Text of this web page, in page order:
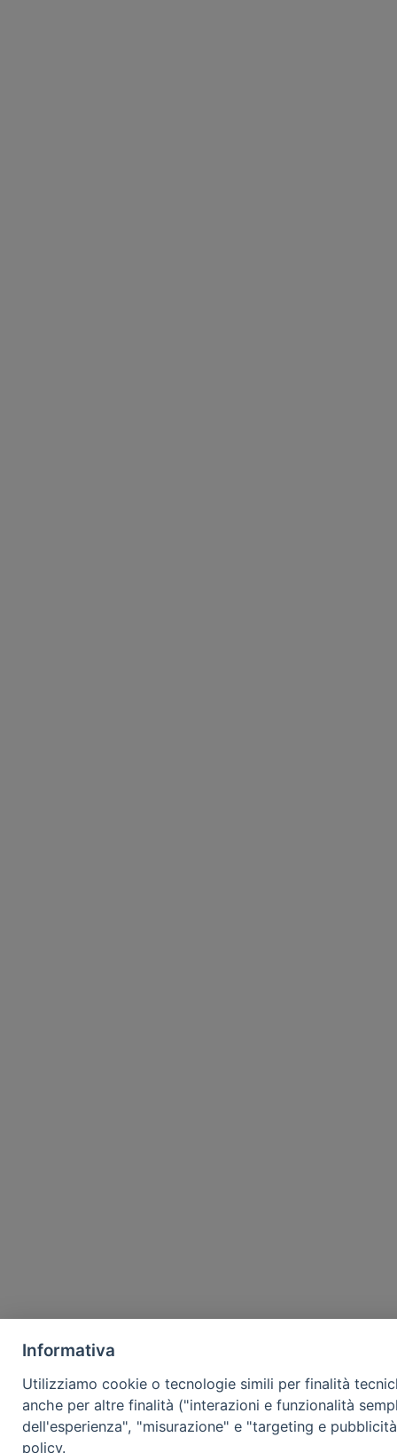
Informativa
Utilizziamo cookie o tecnologie simili per finalità
anche per altre finalità ("interazioni e funzionalità
dell'esperienza", "misurazione" e "targeting e
policy.